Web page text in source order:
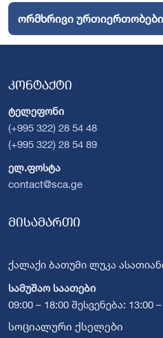
ორმხრივი ურთიერთობები
კონტაქტი
ტელეფონი
(+995 322) 28 54 48
(+995 322) 28 54 89
ელ.ფოსტა
contact@sca.ge
მისამართი
ქალაქი ბათუმი ლუკა
სამუშაო საათები
09:00 – 18:00 შესვენება: 13:00
სოციალური ქსელები